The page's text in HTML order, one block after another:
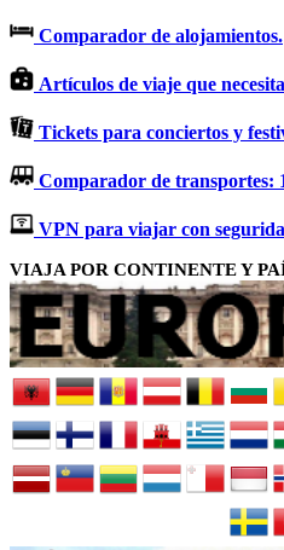
Comparador de alojamientos.
Artículos de viaje que
Tickets para conciertos y
Comparador de transportes:
VPN para viajar con
VIAJA POR CONTINENTE Y